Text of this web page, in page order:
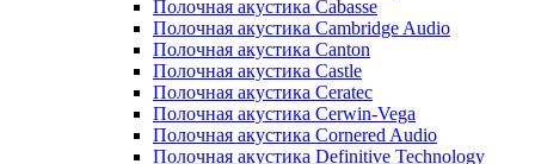
Полочная акустика Cabasse
Полочная акустика Cambridge Audio
Полочная акустика Canton
Полочная акустика Castle
Полочная акустика Ceratec
Полочная акустика Cerwin-Vega
Полочная акустика Cornered Audio
Полочная акустика Definitive Technology